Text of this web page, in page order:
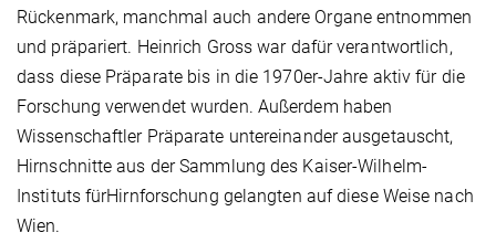
Rückenmark, manchmal auch andere Organe entnommen
und präpariert. Heinrich Gross war dafür verantwortlich,
dass diese Präparate bis in die 1970er-Jahre aktiv für die
Forschung verwendet wurden. Außerdem haben
Wissenschaftler Präparate untereinander ausgetauscht,
Hirnschnitte aus der Sammlung des Kaiser-Wilhelm-
Instituts fürHirnforschung gelangten auf diese Weise nach
Wien.